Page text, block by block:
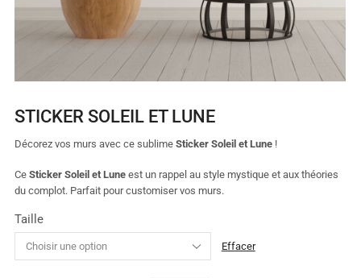
STICKER SOLEIL ET LUNE
Décorez vos murs avec ce sublime Sticker Soleil et Lune !
Ce Sticker Soleil et Lune est un rappel au style mystique et aux théories
du complot. Parfait pour customiser vos murs.
Taille
Effacer